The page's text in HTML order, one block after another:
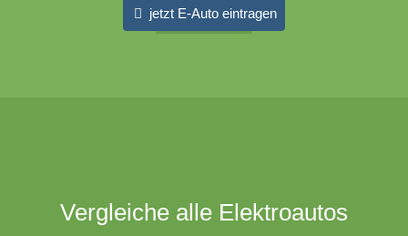
jetzt E-Auto eintragen
Vergleiche alle Elektroautos